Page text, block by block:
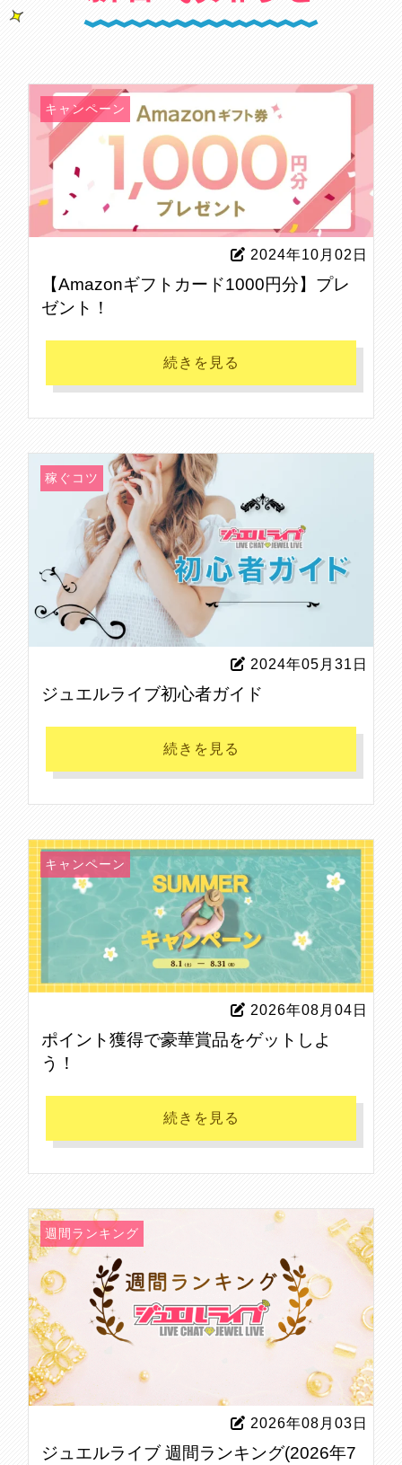
キャンペーン
2024年10月02日
【Amazonギフトカード1000円分】プレ
ゼント！
続きを見る
稼ぐコツ
2024年05月31日
ジュエルライブ初心者ガイド
続きを見る
キャンペーン
2026年08月04日
ポイント獲得で豪華賞品をゲットしよ
う！
続きを見る
週間ランキング
2026年08月03日
ジュエルライブ 週間ランキング(2026年7